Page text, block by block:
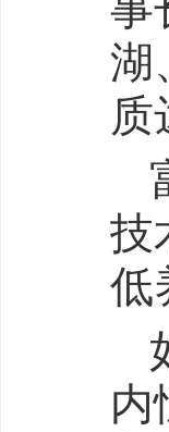
湖
质
技
低
内